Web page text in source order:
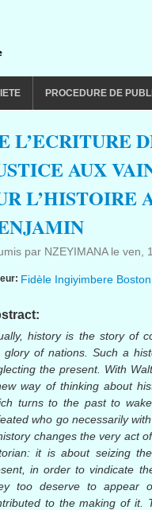
PROCEDURE DE
L’ECRITURE
AUX
L’HISTOIRE
par NZEYIMANAle ven,
Fidèle Ingiyimbere
history is the story of
glory of nations. Such a
the present. With
way of thinking about
turns to the past to
who go necessarily
changes the very act
it is about seizing
in order to vindicate
too deserve to appear
to the making of it.